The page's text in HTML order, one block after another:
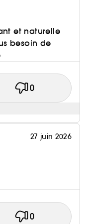
et naturelle
besoin de
0
27 juin 2026
0